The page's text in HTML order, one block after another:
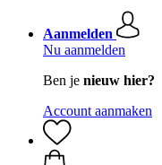
Aanmelden
Nu aanmelden
Ben je nieuw hier?
Account aanmaken